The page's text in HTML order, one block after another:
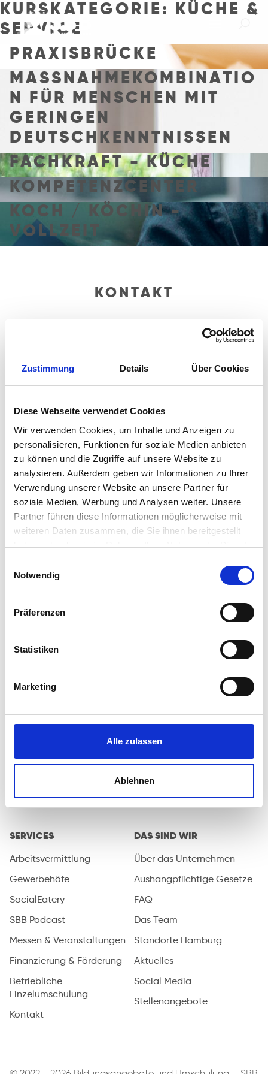
Zustimmung Details Über Cookies
Diese Webseite verwendet Cookies
Wir verwenden Cookies, um Inhalte und Anzeigen zu
personalisieren, Funktionen für soziale Medien anbieten
zu können und die Zugriffe auf unsere Website zu
analysieren. Außerdem geben wir Informationen zu Ihrer
Verwendung unserer Website an unsere Partner für
soziale Medien, Werbung und Analysen weiter. Unsere
Partner führen diese Informationen möglicherweise mit
weiteren Daten zusammen, die Sie ihnen bereitgestellt
haben oder die sie im Rahmen Ihrer Nutzung der Dienste
Notwendig
Präferenzen
Statistiken
Marketing
Alle zulassen
Ablehnen
KURSKATEGORIE:
KÜCHE &
SERVICE
PRAXISBRÜCKE
MASSNAHMEKOMBINATION
FÜR MENSCHEN MIT G
ERINGEN D
EUTSCHKENNTNISSEN
FACHKRAFT - KÜCHE
KOMPETENZCENTER
KOCH / KÖCHIN -
VOLLZEIT
KONTAKT
E-Mail:kundencenter@sbb-hamburg.de
Öffnungszeiten Kundencenter: 9:00 Uhr - 13:00 Uhr
(weitere/spätere Termine gerne nach Absprache)
Coaching
SERVICES
Arbeitsvermittlung
Gewerbehöfe
SocialEatery
SBB Podcast
Messen & Veranstaltungen
Finanzierung & Förderung
Betriebliche
Einzelumschulung
Kontakt
DAS SIND WIR
Über das Unternehmen
Aushangpflichtige Gesetze
FAQ
Das Team
Standorte Hamburg
Aktuelles
Social Media
Stellenangebote